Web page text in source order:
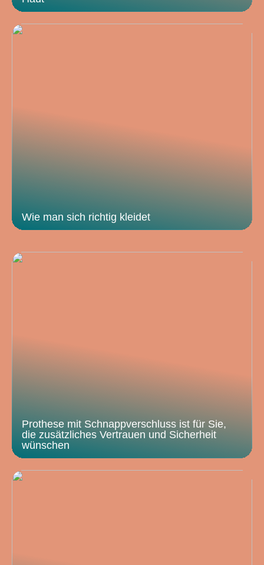
Wie man sich richtig kleidet
Prothese mit Schnappverschluss ist für Sie,
die zusätzliches Vertrauen und Sicherheit
wünschen